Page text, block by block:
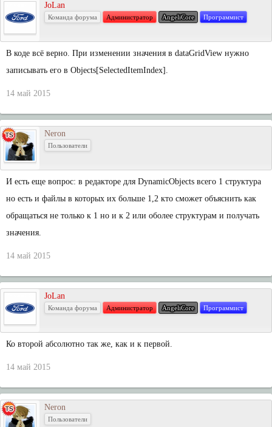
JoLan
Команда форума Администратор AngeliCore Программист
В коде всё верно. При изменении значения в dataGridView нужно
записывать его в Objects[SelectedItemIndex].
14 май 2015
Neron
Пользователи
И есть еще вопрос: в редакторе для DynamicObjects всего 1 структура
но есть и файлы в которых их больше 1,2 кто сможет объяснить как
обращаться не только к 1 но и к 2 или оболее структурам и получать
значения.
14 май 2015
JoLan
Команда форума Администратор AngeliCore Программист
Ко второй абсолютно так же, как и к первой.
14 май 2015
Neron
Пользователи